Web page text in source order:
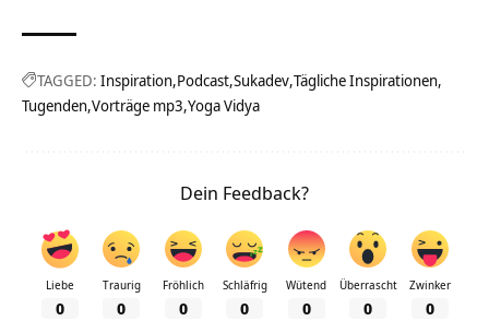
TAGGED: Inspiration Podcast Sukadev Tägliche Inspirationen
Tugenden Vorträge mp3 Yoga Vidya
Dein Feedback?
Liebe
0
Traurig
0
Fröhlich
0
Schläfrig
0
Wütend
0
Überrascht
0
Zwinker
0